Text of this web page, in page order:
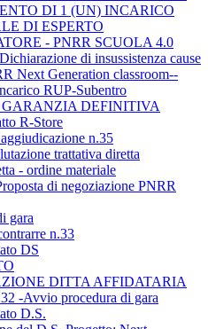
DI 1 (UN) INCARICO
DI ESPERTO
- PNRR SCUOLA 4.0
di insussistenza cause
Next Generation classroom--
RUP-Subentro
GARANZIA DEFINITIVA
R-Store
n.35
trattativa diretta
- ordine materiale
di negoziazione PNRR
gara
n.33
DS
DITTA AFFIDATARIA
-Avvio procedura di gara
D.S.